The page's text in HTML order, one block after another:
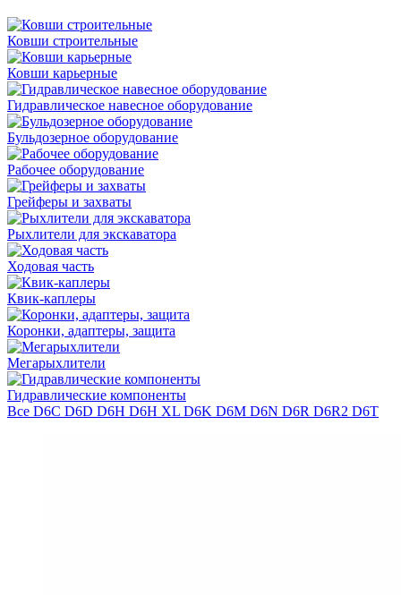
Ковши строительные
Ковши карьерные
Гидравлическое навесное оборудование
Бульдозерное оборудование
Рабочее оборудование
Грейферы и захваты
Рыхлители для экскаватора
Ходовая часть
Квик-каплеры
Коронки, адаптеры, защита
Мегарыхлители
Гидравлические компоненты
Все D6C D6D D6H D6H XL D6K D6M D6N D6R D6R2 D6T